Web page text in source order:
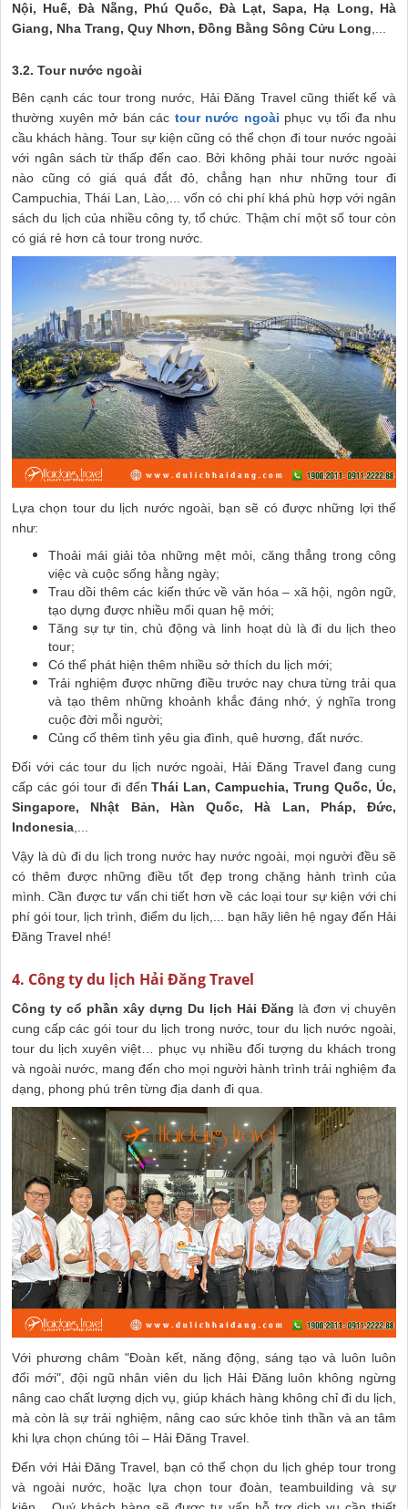
Nội, Huế, Đà Nẵng, Phú Quốc, Đà Lạt, Sapa, Hạ Long, Hà
Giang, Nha Trang, Quy Nhơn, Đồng Bằng Sông Cửu Long,...
3.2. Tour nước ngoài
Bên cạnh các tour trong nước, Hải Đăng Travel cũng thiết kế và
thường xuyên mở bán các tour nước ngoài phục vụ tối đa nhu
cầu khách hàng. Tour sự kiện cũng có thể chọn đi tour nước ngoài
với ngân sách từ thấp đến cao. Bởi không phải tour nước ngoài
nào cũng có giá quá đắt đỏ, chẳng hạn như những tour đi
Campuchia, Thái Lan, Lào,... vốn có chi phí khá phù hợp với ngân
sách du lịch của nhiều công ty, tổ chức. Thậm chí một số tour còn
có giá rẻ hơn cả tour trong nước.
Lựa chọn tour du lịch nước ngoài, bạn sẽ có được những lợi thế
như:
Thoải mái giải tỏa những mệt mỏi, căng thẳng trong công
việc và cuộc sống hằng ngày;
Trau dồi thêm các kiến thức về văn hóa – xã hội, ngôn ngữ,
tạo dựng được nhiều mối quan hệ mới;
Tăng sự tự tin, chủ động và linh hoạt dù là đi du lịch theo
tour;
Có thể phát hiện thêm nhiều sở thích du lịch mới;
Trải nghiệm được những điều trước nay chưa từng trải qua
và tạo thêm những khoảnh khắc đáng nhớ, ý nghĩa trong
cuộc đời mỗi người;
Củng cố thêm tình yêu gia đình, quê hương, đất nước.
Đối với các tour du lịch nước ngoài, Hải Đăng Travel đang cung
cấp các gói tour đi đếnThái Lan, Campuchia, Trung Quốc, Úc,
Singapore, Nhật Bản, Hàn Quốc, Hà Lan, Pháp, Đức,
Indonesia
Vậy là dù đi du lịch trong nước hay nước ngoài, mọi người đều sẽ
có thêm được những điều tốt đẹp trong chặng hành trình của
mình. Cần được tư vấn chi tiết hơn về các loại tour sự kiện với chi
phí gói tour, lịch trình, điểm du lịch,... bạn hãy liên hệ ngay đến Hải
Đăng Travel nhé!
4. Công ty du lịch Hải Đăng Travel
Công ty cổ phần xây dựng Du lịch Hải Đăng là đơn vị chuyên
cung cấp các gói tour du lịch trong nước, tour du lịch nước ngoài,
tour du lịch xuyên việt… phục vụ nhiều đối tượng du khách trong
và ngoài nước, mang đến cho mọi người hành trình trải nghiệm đa
dạng, phong phú trên từng địa danh đi qua.
Với phương châm "Đoàn kết, năng động, sáng tạo và luôn luôn
đổi mới", đội ngũ nhân viên du lịch Hải Đăng luôn không ngừng
nâng cao chất lượng dịch vụ, giúp khách hàng không chỉ đi du lịch,
mà còn là sự trải nghiệm, nâng cao sức khỏe tinh thần và an tâm
khi lựa chọn chúng tôi – Hải Đăng Travel.
Đến với Hải Đăng Travel, bạn có thể chọn du lịch ghép tour trong
và ngoài nước, hoặc lựa chọn tour đoàn, teambuilding và sự